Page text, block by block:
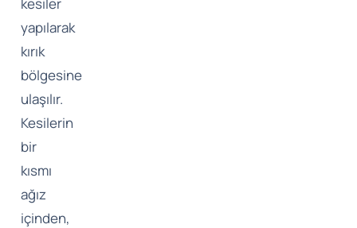
yapılarak
kırık
bölgesine
ulaşılır.
Kesilerin
bir
kısmı
ağız
içinden,